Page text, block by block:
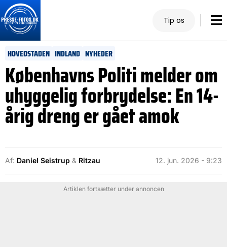
Tip os
HOVEDSTADEN INDLAND NYHEDER
Københavns Politi melder om
uhyggelig forbrydelse: En 14-
årig dreng er gået amok
Af: Daniel Seistrup & Ritzau 12. jun. 2026 - 9:23
Artiklen fortsætter under annoncen